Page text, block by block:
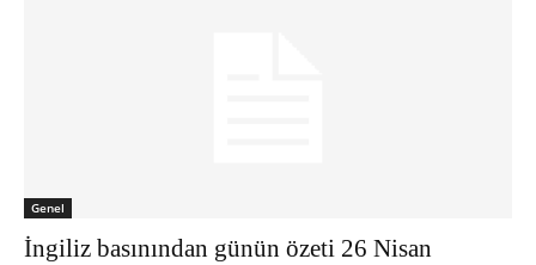
Genel
İngiliz basınından günün özeti 26 Nisan